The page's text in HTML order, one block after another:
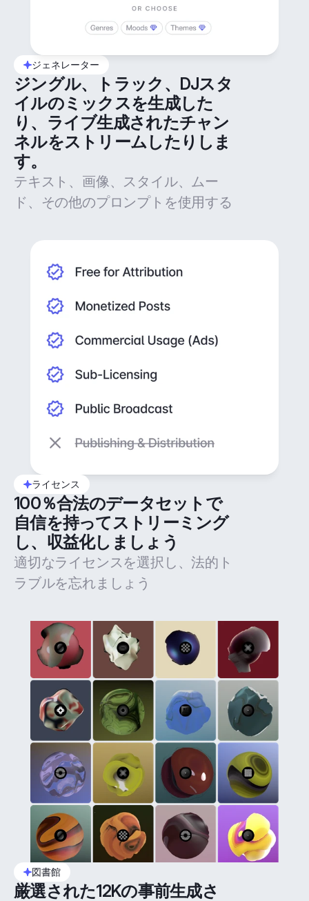
ジェネレーター
ジングル、トラック、DJスタ
イルのミックスを生成した
り、ライブ生成されたチャン
ネルをストリームしたりしま
す。
テキスト、画像、スタイル、ムー
ド、その他のプロンプトを使用する
ライセンス
100％合法のデータセットで
自信を持ってストリーミング
し、収益化しましょう
適切なライセンスを選択し、法的ト
ラブルを忘れましょう
図書館
厳選された12Kの事前生成さ